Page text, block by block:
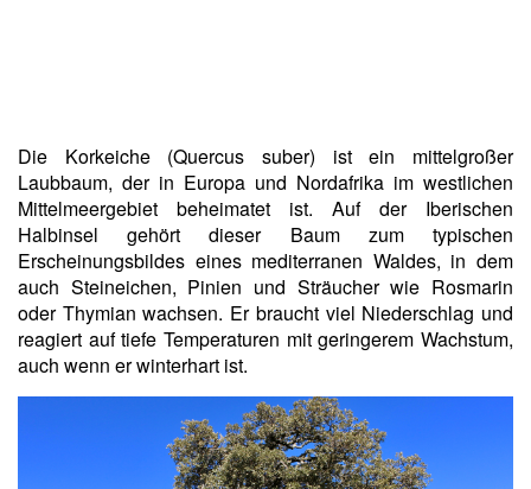
Die Korkeiche (Quercus suber) ist ein mittelgroßer
Laubbaum, der in Europa und Nordafrika im westlichen
Mittelmeergebiet beheimatet ist. Auf der Iberischen
Halbinsel gehört dieser Baum zum typischen
Erscheinungsbildes eines mediterranen Waldes, in dem
auch Steineichen, Pinien und Sträucher wie Rosmarin
oder Thymian wachsen. Er braucht viel Niederschlag und
reagiert auf tiefe Temperaturen mit geringerem Wachstum,
auch wenn er winterhart ist.